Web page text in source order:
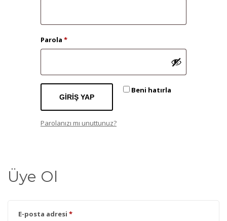
Parola *Gerekli
Beni hatırla
GIRIŞ YAP
Parolanızı mı unuttunuz?
Üye Ol
E-posta adresi *Gerekli